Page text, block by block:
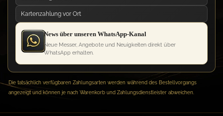
Kartenzahlung vor Ort
News über unseren WhatsApp-Kanal
Neue Messer, Angebote und Neuigkeiten direkt über
WhatsApp erhalten.
Die tatsächlich verfügbaren Zahlungsarten werden während des Bestellvorgangs
angezeigt und können je nach Warenkorb und Zahlungsdienstleister abweichen.